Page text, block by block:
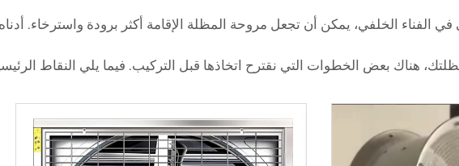
في الفناء الخلفي، يمكن أن تجعل مروحة المظلة الإقامة أكثر برودة واسترخاء.
هناك بعض الخطوات التي نقترح اتخاذها قبل التركيب. فيما يلي النقاط